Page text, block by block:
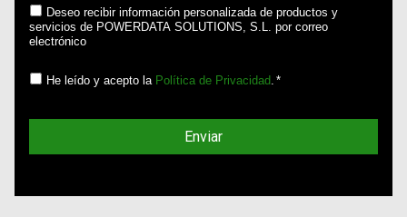
Deseo recibir información personalizada de productos y
servicios de POWERDATA SOLUTIONS, S.L. por correo
electrónico
He leído y acepto la Política de Privacidad. *